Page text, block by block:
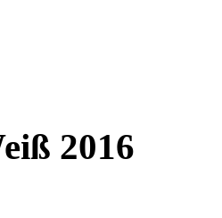
2016